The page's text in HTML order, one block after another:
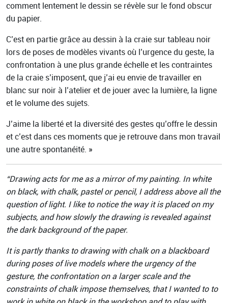
comment lentement le dessin se révèle sur le fond obscur
du papier.
C’est en partie grâce au dessin à la craie sur tableau noir
lors de poses de modèles vivants où l’urgence du geste, la
confrontation à une plus grande échelle et les contraintes
de la craie s’imposent, que j’ai eu envie de travailler en
blanc sur noir à l’atelier et de jouer avec la lumière, la ligne
et le volume des sujets.
J’aime la liberté et la diversité des gestes qu’offre le dessin
et c’est dans ces moments que je retrouve dans mon travail
une autre spontanéité. »
“Drawing acts for me as a mirror of my painting. In white
on black, with chalk, pastel or pencil, I address above all the
question of light. I like to notice the way it is placed on my
subjects, and how slowly the drawing is revealed against
the dark background of the paper.
It is partly thanks to drawing with chalk on a blackboard
during poses of live models where the urgency of the
gesture, the confrontation on a larger scale and the
constraints of chalk impose themselves, that I wanted to to